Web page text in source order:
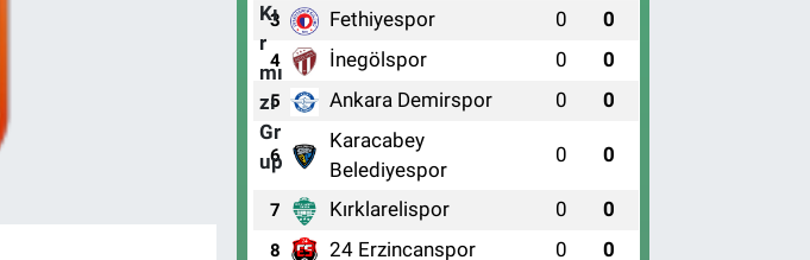
3 Fethiyespor 0 0
4 İnegölspor 0 0
5 Ankara Demirspor 0 0
6
Karacabey
Belediyespor
0 0
7 Kırklarelispor 0 0
8 24 Erzincanspor 0 0